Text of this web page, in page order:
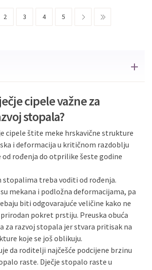
2 3 4 5
cipele važne za
stopala?
cipele štite meke hrskavične strukture
i deformacija u kritičnom razdoblju
rođenja do otprilike šeste godine
stopalima treba voditi od rođenja.
mekana i podložna deformacijama, pa
biti odgovarajuće veličine kako ne
pokret prstiju. Preuska obuća
za razvoj stopala jer stvara pritisak na
koje se još oblikuju.
da roditelji najčešće podcijene brzinu
raste. Dječje stopalo raste u